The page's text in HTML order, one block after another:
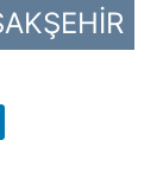
windowin a new window